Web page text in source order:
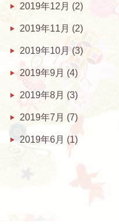
2019年12月 (2)
2019年11月 (2)
2019年10月 (3)
2019年9月 (4)
2019年8月 (3)
2019年7月 (7)
2019年6月 (1)